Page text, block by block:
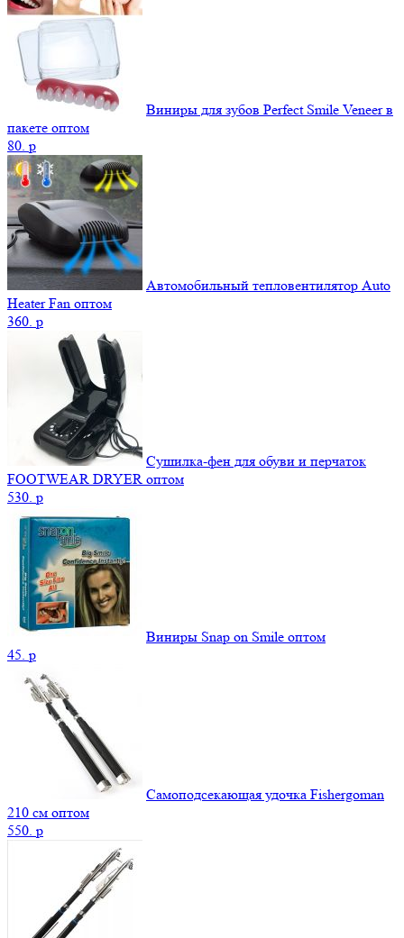
Виниры для зубов Perfect Smile Veneer в
пакете оптом
80. p
Автомобильный тепловентилятор Auto
Heater Fan оптом
360. p
Сушилка-фен для обуви и перчаток
FOOTWEAR DRYER оптом
530. p
Виниры Snap on Smile оптом
45. p
Самоподсекающая удочка Fishergoman
210 см оптом
550. p